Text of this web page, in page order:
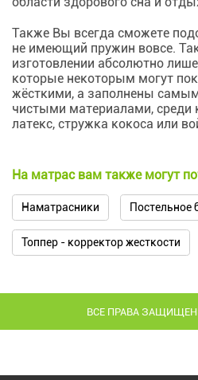
Также Вы всегда сможете
не имеющий пружин вовсе.
изготовлении абсолютно
которые некоторым могут
жёсткими, а заполнены
чистыми материалами, среди
латекс, стружка кокоса или
На матрас вам также могут
Наматрасники Постельное
Топпер - корректор жесткости
ВСЕ ПРАВА